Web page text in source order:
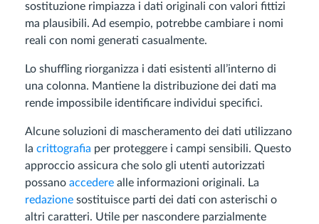
sostituzione rimpiazza i dati originali con valori fittizi
ma plausibili. Ad esempio, potrebbe cambiare i nomi
reali con nomi generati casualmente.
Lo shuffling riorganizza i dati esistenti all’interno di
una colonna. Mantiene la distribuzione dei dati ma
rende impossibile identificare individui specifici.
Alcune soluzioni di mascheramento dei dati utilizzano
la crittografia per proteggere i campi sensibili. Questo
approccio assicura che solo gli utenti autorizzati
possano accedere alle informazioni originali. La
redazione sostituisce parti dei dati con asterischi o
altri caratteri. Utile per nascondere parzialmente